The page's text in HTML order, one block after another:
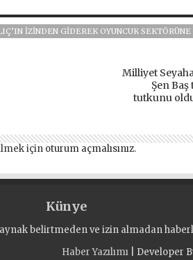
IZINDEN GIDEREK OYUNCUK
Milliyet
Şen
tutkunu
için oturum açmalısınız.
Künye
belirtmeden ve izin almadan
Haber Yazılımı | Developer